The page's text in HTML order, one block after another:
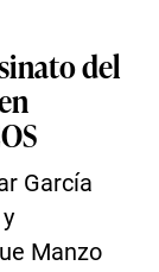
del
García
Manzo